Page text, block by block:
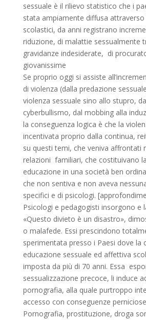
sessuale è il rilievo statistico che i
stata ampiamente diffusa
scolastici, da anni registrano
riduzione, di malattie sessualmente
gravidanze indesiderate, di
giovanissime
Se proprio oggi si assiste
di violenza (dalla predazione
violenza sessuale sino allo stupro,
cyberbullismo, dal mobbing alla
la conseguenza logica è che la
incentivata proprio dalla continua,
su questi temi, che veniva affrontati
relazioni familiari, che costituivano
educazione in una società ben
che non sentiva e non aveva
specifici e di psicologi.
Psicologi e pedagogisti insorgono e
«Questo divieto è un disastro»,
o malafede. Essi prescindono
sperimentata presso i Paesi dove la
educazione sessuale ed affettiva
imposta da più di 70 anni. Essa
sessualizzazione precoce, li induce
pornografia, alla quale purtroppo
accesso con conseguenze
Pornografia, prostituzione, droga